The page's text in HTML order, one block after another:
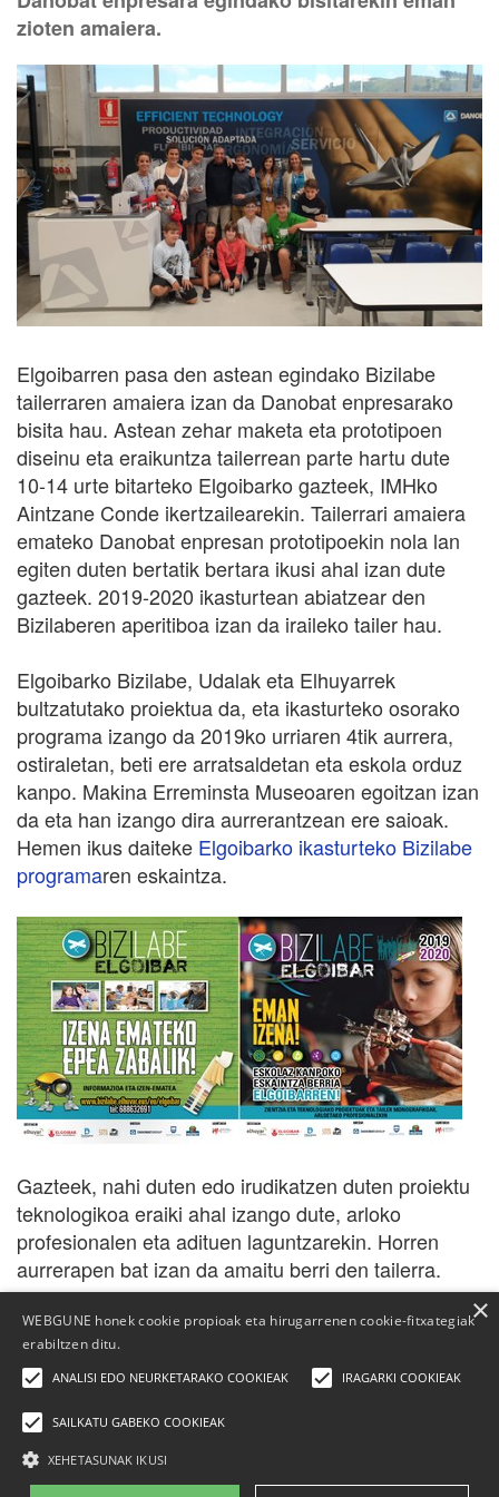
zioten amaiera.
Elgoibarren pasa den astean egindako Bizilabe
tailerraren amaiera izan da Danobat enpresarako
bisita hau. Astean zehar maketa eta prototipoen
diseinu eta eraikuntza tailerrean parte hartu dute
10-14 urte bitarteko Elgoibarko gazteek, IMHko
Aintzane Conde ikertzailearekin. Tailerrari amaiera
emateko Danobat enpresan prototipoekin nola lan
egiten duten bertatik bertara ikusi ahal izan dute
gazteek. 2019-2020 ikasturtean abiatzear den
Bizilaberen aperitiboa izan da iraileko tailer hau.
Elgoibarko Bizilabe, Udalak eta Elhuyarrek
bultzatutako proiektua da, eta ikasturteko osorako
programa izango da 2019ko urriaren 4tik aurrera,
ostiraletan, beti ere arratsaldetan eta eskola orduz
kanpo. Makina Erreminsta Museoaren egoitzan izan
da eta han izango dira aurrerantzean ere saioak.
Hemen ikus daiteke Elgoibarko ikasturteko Bizilabe
programaren eskaintza.
Gazteek, nahi duten edo irudikatzen duten proiektu
teknologikoa eraiki ahal izango dute, arloko
profesionalen eta adituen laguntzarekin. Horren
aurrerapen bat izan da amaitu berri den tailerra.
WEBGUNE honek cookie propioak eta hirugarrenen cookie-fitxategiak
erabiltzen ditu.
ANALISI EDO NEURKETARAKO COOKIEAK IRAGARKI COOKIEAK
SAILKATU GABEKO COOKIEAK
XEHETASUNAK IKUSI
×